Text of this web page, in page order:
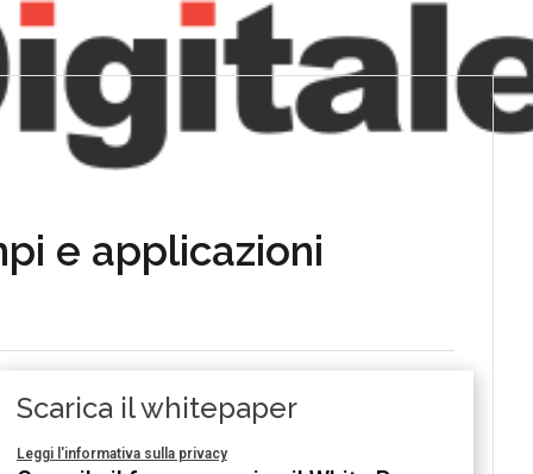
e applicazioni
Scarica il whitepaper
Leggi l'informativa sulla privacy